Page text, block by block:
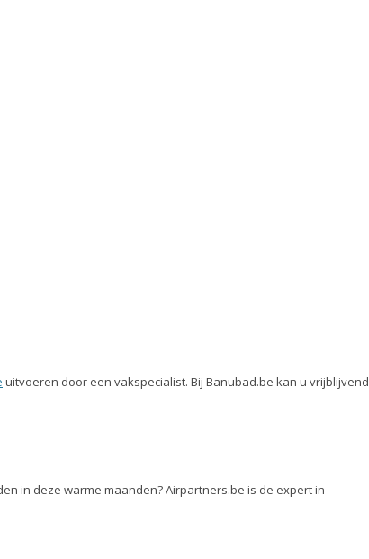
uitvoeren door een vakspecialist. Bij Banubad.be kan u vrijblijvend
in deze warme maanden? Airpartners.be is de expert in